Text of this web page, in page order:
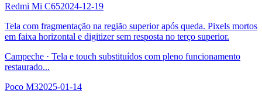
Redmi Mi C652024-12-19
Tela com fragmentação na região superior após queda. Pixels mortos
em faixa horizontal e digitizer sem resposta no terço superior.
Campeche · Tela e touch substituídos com pleno funcionamento
restaurado...
Poco M32025-01-14